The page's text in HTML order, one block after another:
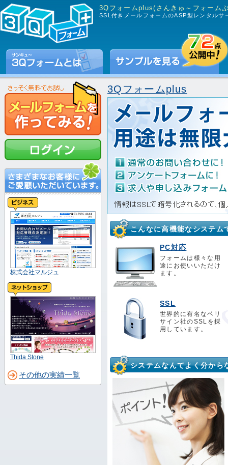
3Qフォームplus(さんきゅ～フォーム
SSL付きメールフォームのASP型レンタルサ
3Qフォームplus
こんなに高機能なシステム
PC対応
フォームは様々な用
途にお使いいただけ
ます。
SSL
世界的に有名なベリ
サイン社のSSLを採
用しています。
システムなんてよく分から
株式会社マルジュ
Thida Stone
その他の実績一覧